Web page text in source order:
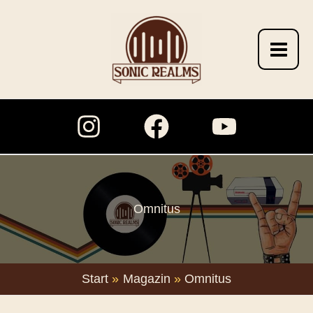
Omnitus
Start Magazin Omnitus